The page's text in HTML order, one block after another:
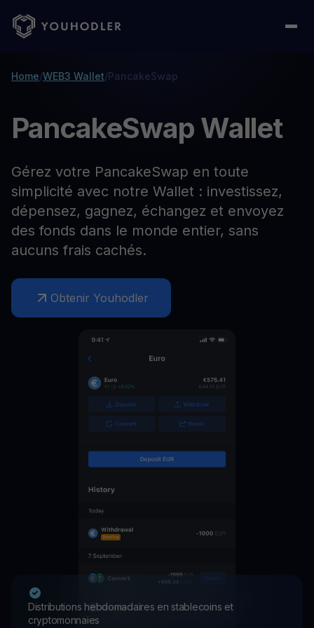
Home/WEB3 Wallet/PancakeSwap
PancakeSwap Wallet
Gérez votre PancakeSwap en toute
simplicité avec notre Wallet : investissez,
dépensez, gagnez, échangez et envoyez
des fonds dans le monde entier, sans
aucuns frais cachés.
Obtenir Youhodler
Distributions hebdomadaires en stablecoins et
cryptomonnaies